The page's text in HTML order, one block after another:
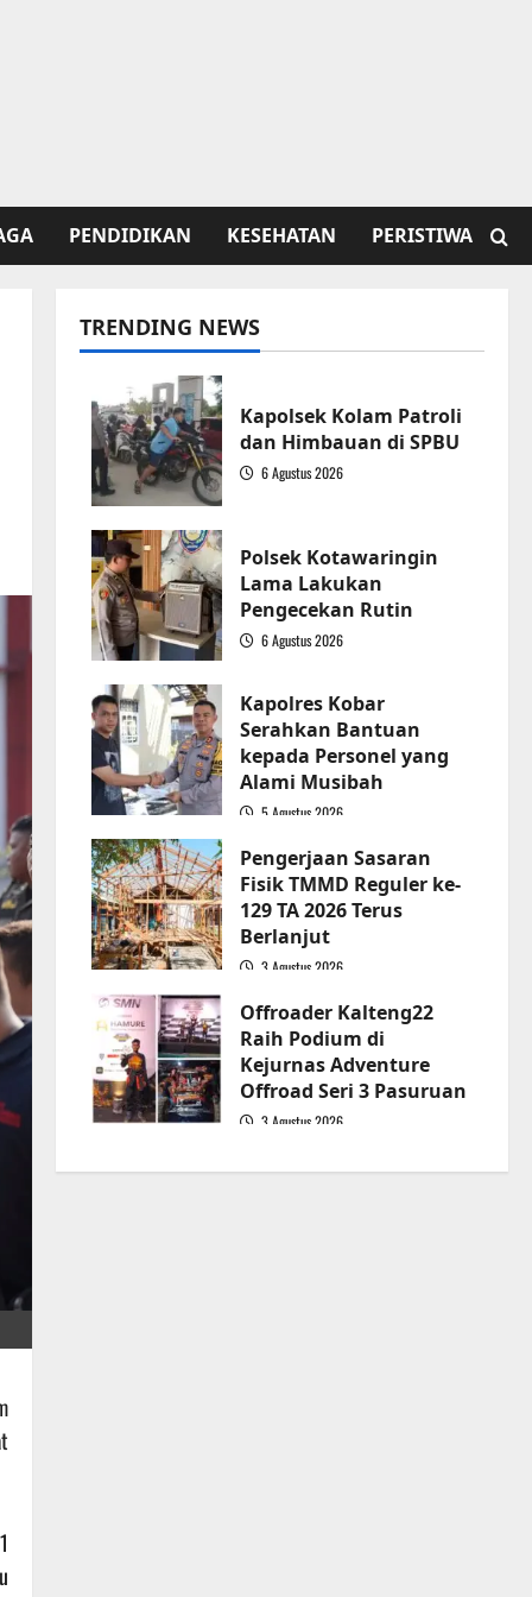
PENDIDIKAN KESEHATAN PERISTIWA
TRENDING NEWS
Kapolsek Kolam Patroli
dan Himbauan di SPBU
6 Agustus 2026
Polsek Kotawaringin
Lama Lakukan
Pengecekan Rutin
6 Agustus 2026
Kapolres Kobar
Serahkan Bantuan
kepada Personel yang
Alami Musibah
5 Agustus 2026
Pengerjaan Sasaran
Fisik TMMD Reguler ke-
129 TA 2026 Terus
Berlanjut
3 Agustus 2026
Offroader Kalteng22
Raih Podium di
Kejurnas Adventure
Offroad Seri 3 Pasuruan
3 Agustus 2026